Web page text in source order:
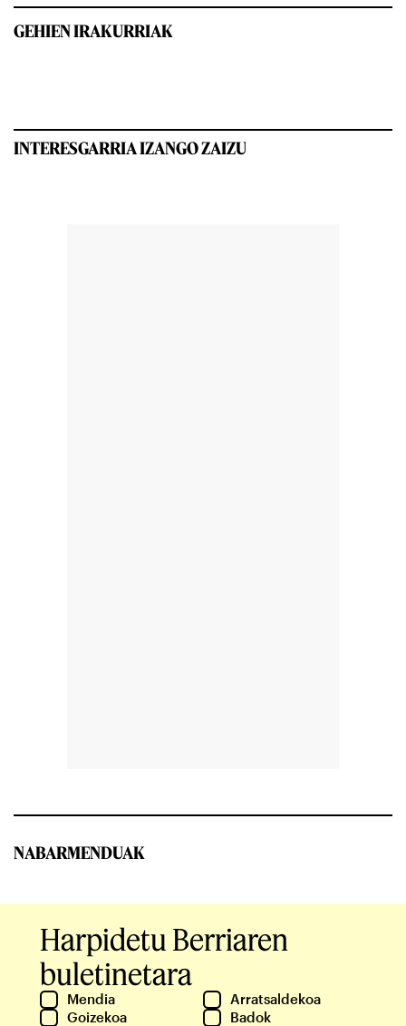
GEHIEN IRAKURRIAK
INTERESGARRIA IZANGO ZAIZU
NABARMENDUAK
Harpidetu Berriaren
buletinetara
Mendia
Arratsaldekoa
Goizekoa
Badok